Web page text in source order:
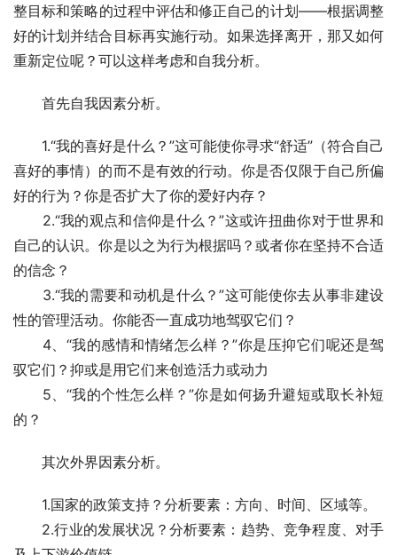
整目标和策略的过程中评估和修正自己的计划——根据调整
好的计划并结合目标再实施行动。如果选择离开，那又如何
重新定位呢？可以这样考虑和自我分析。
首先自我因素分析。
1.“我的喜好是什么？”这可能使你寻求“舒适”（符合自己
喜好的事情）的而不是有效的行动。你是否仅限于自己所偏
好的行为？你是否扩大了你的爱好内存？
2.“我的观点和信仰是什么？”这或许扭曲你对于世界和
自己的认识。你是以之为行为根据吗？或者你在坚持不合适
的信念？
3.“我的需要和动机是什么？”这可能使你去从事非建设
性的管理活动。你能否一直成功地驾驭它们？
4、“我的感情和情绪怎么样？”你是压抑它们呢还是驾
驭它们？抑或是用它们来创造活力或动力
5、“我的个性怎么样？”你是如何扬升避短或取长补短
的？
其次外界因素分析。
1.国家的政策支持？分析要素：方向、时间、区域等。
2.行业的发展状况？分析要素：趋势、竞争程度、对手